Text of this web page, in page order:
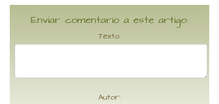
Enviar comentario a este artigo:
Texto:
Autor: